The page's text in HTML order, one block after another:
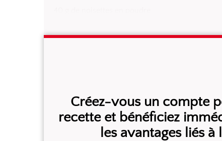
Créez-vous un compte
recette et bénéficiez
les avantages liés à